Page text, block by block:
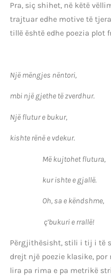
Pra, siç shihet, në këtë
trajtuar edhe motive të
tillë është edhe poezia plot
Një mëngjes nëntori,
mbi një gjethe të zverdhur.
Një flutur e bukur,
kishte rënë e vdekur.
Më kujtohet flutura,
kur ishte e gjallë.
Oh, sa e këndshme,
ç’bukuri e rrallë!
Përgjithësisht, stili i tij i të
drejt një poezie klasike,
lira pa rima e pa metrikë